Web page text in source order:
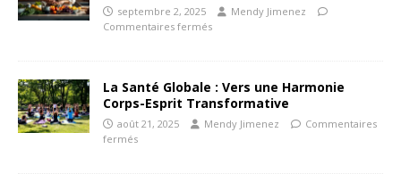
septembre 2, 2025
Mendy Jimenez
Commentaires fermés
La Santé Globale : Vers une Harmonie
Corps-Esprit Transformative
août 21, 2025 Mendy Jimenez
Commentaires
fermés